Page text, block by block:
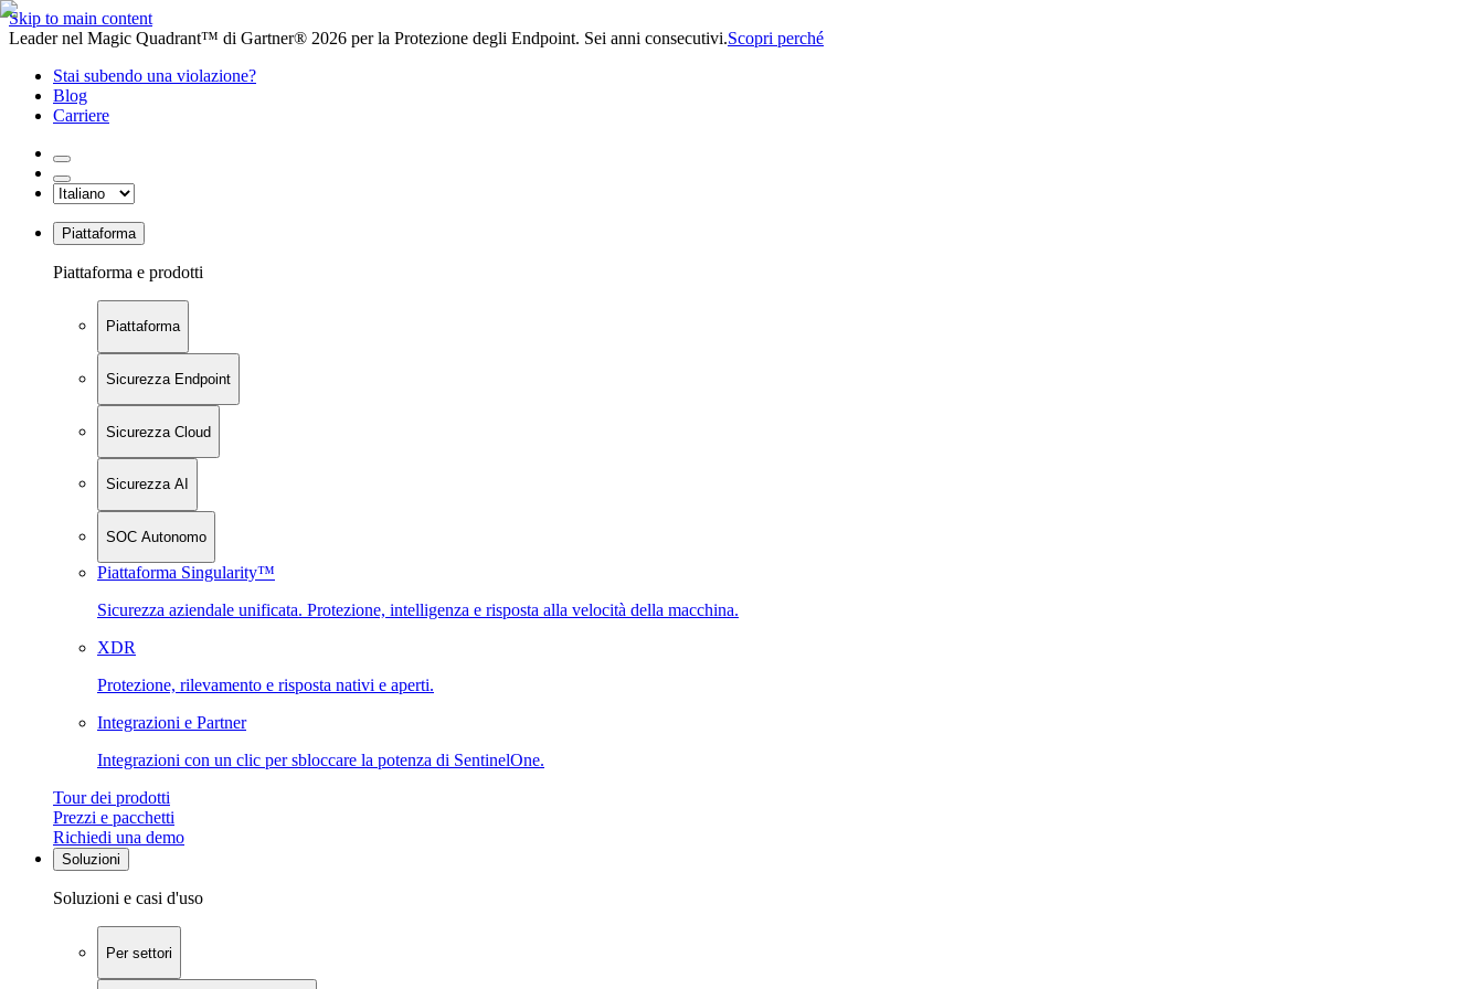
Skip to main content
Leader nel Magic Quadrant™ di Gartner® 2026 per la Protezione degli Endpoint. Sei anni consecutivi.Scopri perché
Stai subendo una violazione?
Blog
Carriere
Piattaforma
Piattaforma e prodotti
Piattaforma
Sicurezza Endpoint
Sicurezza Cloud
Sicurezza AI
SOC Autonomo
Piattaforma Singularity™
Sicurezza aziendale unificata. Protezione, intelligenza e risposta alla velocità della macchina.
XDR
Protezione, rilevamento e risposta nativi e aperti.
Integrazioni e Partner
Integrazioni con un clic per sbloccare la potenza di SentinelOne.
Tour dei prodotti
Prezzi e pacchetti
Richiedi una demo
Soluzioni
Soluzioni e casi d'uso
Per settori